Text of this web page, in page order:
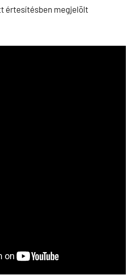
értesítésben megjelölt